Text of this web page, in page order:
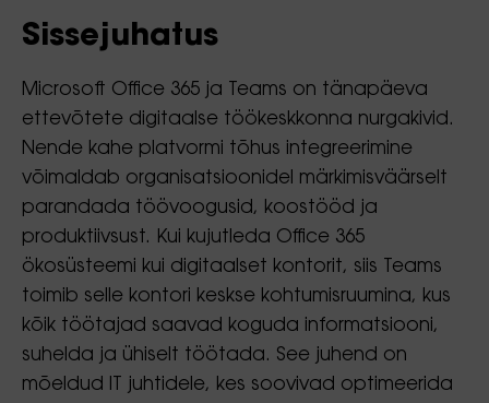
Sissejuhatus
Microsoft Office 365 ja Teams on tänapäeva
ettevõtete digitaalse töökeskkonna nurgakivid.
Nende kahe platvormi tõhus integreerimine
võimaldab organisatsioonidel märkimisväärselt
parandada töövoogusid, koostööd ja
produktiivsust. Kui kujutleda Office 365
ökosüsteemi kui digitaalset kontorit, siis Teams
toimib selle kontori keskse kohtumisruumina, kus
kõik töötajad saavad koguda informatsiooni,
suhelda ja ühiselt töötada. See juhend on
mõeldud IT juhtidele, kes soovivad optimeerida